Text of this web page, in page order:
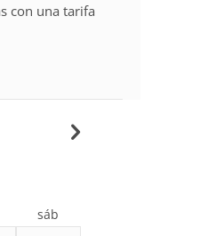
con una tarifa
sáb